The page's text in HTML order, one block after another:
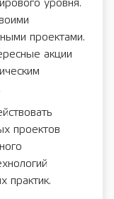
уровня.
проектами.
акции
проектов
практик.